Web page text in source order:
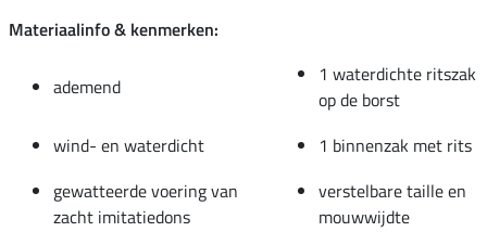
Materiaalinfo & kenmerken:
ademend
1 waterdichte ritszak
op de borst
wind- en waterdicht
1 binnenzak met rits
gewatteerde voering van
zacht imitatiedons
verstelbare taille en
mouwwijdte